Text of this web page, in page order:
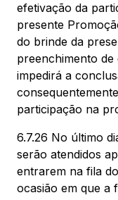
efetivação da
presente
do brinde da
preenchimento
impedirá a
participação na
6.7.26 No último
serão atendidos
entrarem na fila
ocasião em que a